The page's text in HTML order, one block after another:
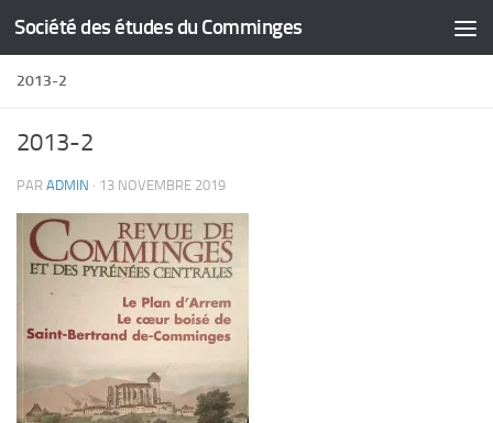
Skip to content
Société des études du Comminges
2013-2
2013-2
PAR ADMIN · 13 NOVEMBRE 2019